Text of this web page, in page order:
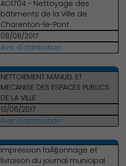
AO1704 - Nettoyage des
bâtiments de la Ville de
Charenton-le-Pont
08/08/2017
Avis d'attribution
NETTOIEMENT MANUEL ET
MECANISE DES ESPACES PUBLICS
DE LA VILLE
13/06/2017
Avis d'attribution
Impression faÃ§onnage et
livraison du journal municipal